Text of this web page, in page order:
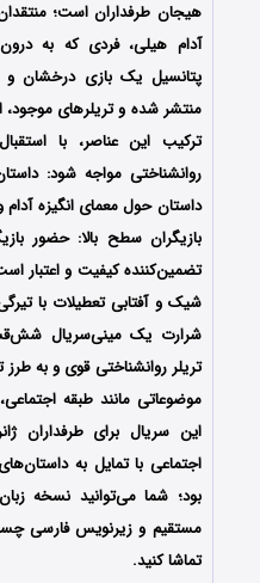
هیجان طرفداران است؛
آدام هیلی، فردی که به درون
پتانسیل یک بازی درخشان و
منتشر شده و تریلرهای موجود،
ترکیب این عناصر، با
روانشناختی مواجه شود:
داستان حول معمای انگیزه
بازیگران سطح بالا: حضور
تضمین‌کننده کیفیت و اعتبار
شیک و آفتابی تعطیلات با
شرارت یک مینی‌سریال
تریلر روانشناختی قوی و به
موضوعاتی مانند طبقه
این سریال برای طرفداران
اجتماعی با تمایل به
بود؛ شما می‌توانید نسخه
مستقیم و زیرنویس فارسی
تماشا کنید.